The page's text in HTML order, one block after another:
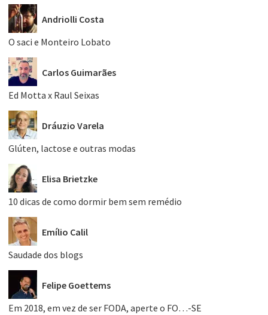
Andriolli Costa
O saci e Monteiro Lobato
Carlos Guimarães
Ed Motta x Raul Seixas
Dráuzio Varela
Glúten, lactose e outras modas
Elisa Brietzke
10 dicas de como dormir bem sem remédio
Emílio Calil
Saudade dos blogs
Felipe Goettems
Em 2018, em vez de ser FODA, aperte o FO…-SE